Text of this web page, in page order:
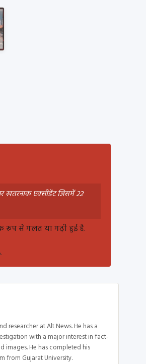
खतरनाक एक्सीडेंट जिसमें 22
रूप से गलत या गढ़ी हुई है.
researcher at Alt News. He has a
with a major interest in fact-
images. He has completed his
from Gujarat University.